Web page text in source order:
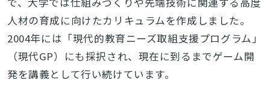
人材の育成に向けたカリキュラムを作成しました。
2004年には「現代的教育ニーズ取組支援プログラム」
（現代GP）にも採択され、現在に到るまでゲーム開
発を講義として行い続けています。